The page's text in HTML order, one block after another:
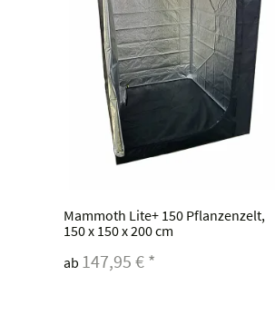
Mammoth Lite+ 150 Pflanzenzelt,
150 x 150 x 200 cm
ab 147,95 € *